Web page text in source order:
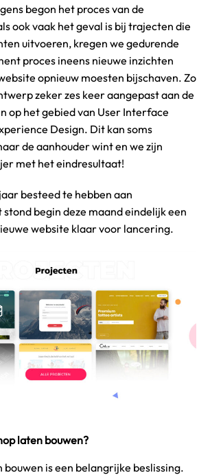
begon het proces van de
ook vaak het geval is bij trajecten die
uitvoeren, kregen we gedurende
proces ineens nieuwe inzichten
opnieuw moesten bijschaven. Zo
zeker zes keer aangepast aan de
op het gebied van User Interface
Design. Dit kan soms
de aanhouder wint en we zijn
met het eindresultaat!
besteed te hebben aan
begin deze maand eindelijk een
website klaar voor lancering.
laten bouwen?
bouwen is een belangrijke beslissing.